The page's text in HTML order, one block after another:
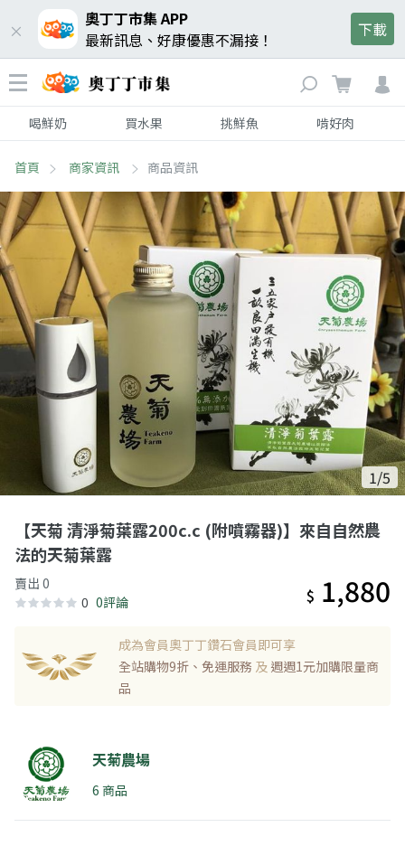
奧丁丁市集 APP
最新訊息、好康優惠不漏接！
下載
喝鮮奶 買水果 挑鮮魚 啃好肉
首頁 商家資訊 商品資訊
1/5
【天菊 清淨菊葉露200c.c (附噴霧器)】來自自然農
法的天菊葉露
賣出 0
0 0評論 $ 1,880
成為會員奧丁丁鑽石會員即可享
全站購物9折、免運服務 及 週週1元加購限量商
品
天菊農場
6 商品